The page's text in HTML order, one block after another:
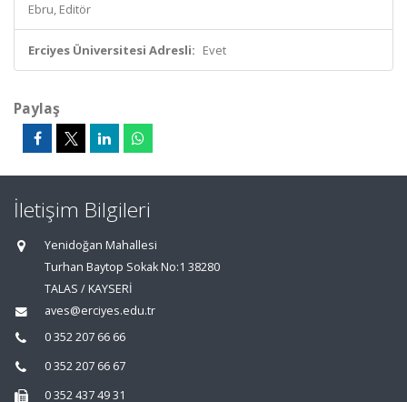
Ebru, Editör
Erciyes Üniversitesi Adresli: Evet
Paylaş
İletişim Bilgileri
Yenidoğan Mahallesi
Turhan Baytop Sokak No:1 38280
TALAS / KAYSERİ
aves@erciyes.edu.tr
0 352 207 66 66
0 352 207 66 67
0 352 437 49 31